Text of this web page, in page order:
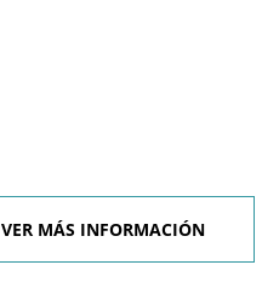
VER MÁS INFORMACIÓN